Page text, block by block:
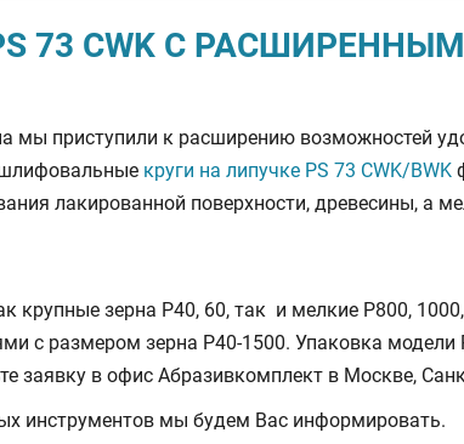
73 CWK С
мы приступили к расширению возможностей
круги на липучке PS 73 CWK/BWK
лакированной поверхности, древесины, а
крупные зерна Р40, 60, так и мелкие Р800,
с размером зерна Р40-1500. Упаковка модели
заявку в офис Абразивкомплект в Москве,
инструментов мы будем Вас информировать.